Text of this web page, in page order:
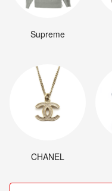
Supreme
CHANEL